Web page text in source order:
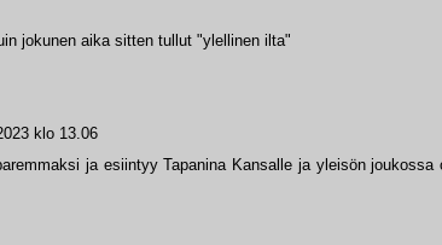
klo 13.06
ja esiintyy Tapanina Kansalle ja yleisön joukossa
jokunen aika sitten tullut "ylellinen ilta"